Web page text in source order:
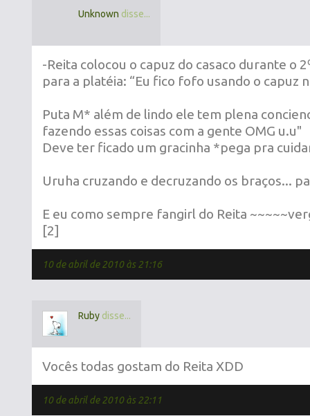
Unknown disse...
-Reita colocou o capuz do casaco durante o
para a platéia: “Eu fico fofo usando o capuz
Puta M* além de lindo ele tem plena
fazendo essas coisas com a gente OMG u.u"
Deve ter ficado um gracinha *pega pra
Uruha cruzando e decruzando os braços...
E eu como sempre fangirl do Reita
[2]
10 de abril de 2010 às 21:16
Ruby disse...
Vocês todas gostam do Reita XDD
10 de abril de 2010 às 22:11